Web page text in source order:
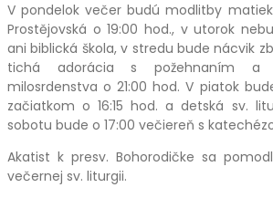
V pondelok večer budú modlitby
Prostějovská o 19:00 hod., v utorok
ani biblická škola, v stredu bude nácvik
tichá adorácia s požehnaním a
milosrdenstva o 21:00 hod. V piatok
začiatkom o 16:15 hod. a detská sv.
sobotu bude o 17:00 večiereň s
Akatist k presv. Bohorodičke sa
večernej sv. liturgii.